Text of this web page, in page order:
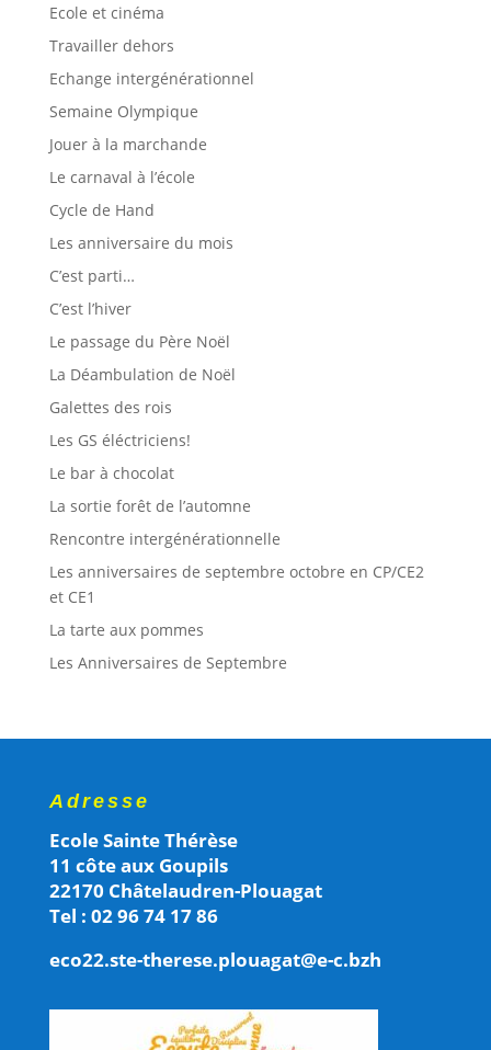
Ecole et cinéma
Travailler dehors
Echange intergénérationnel
Semaine Olympique
Jouer à la marchande
Le carnaval à l’école
Cycle de Hand
Les anniversaire du mois
C’est parti…
C’est l’hiver
Le passage du Père Noël
La Déambulation de Noël
Galettes des rois
Les GS éléctriciens!
Le bar à chocolat
La sortie forêt de l’automne
Rencontre intergénérationnelle
Les anniversaires de septembre octobre en CP/CE2
et CE1
La tarte aux pommes
Les Anniversaires de Septembre
Adresse
Ecole Sainte Thérèse
11 côte aux Goupils
22170 Châtelaudren-Plouagat
Tel : 02 96 74 17 86
eco22.ste-therese.plouagat@e-c.bzh